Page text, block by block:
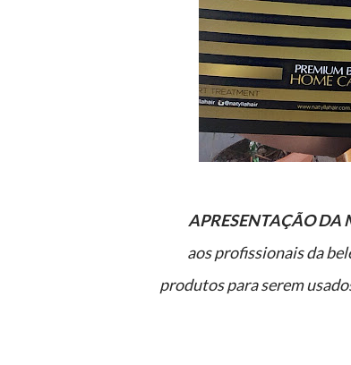
APRESENTAÇÃO
aosprofissionais da
produtos para serem